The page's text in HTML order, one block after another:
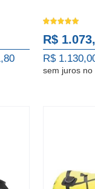
R$
R$
sem juros no